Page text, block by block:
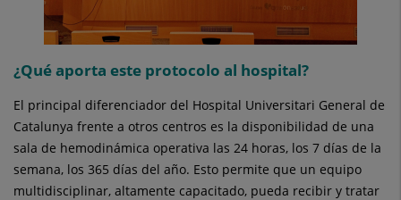
¿Qué aporta este protocolo al hospital?
El principal diferenciador del Hospital Universitari General de
Catalunya frente a otros centros es la disponibilidad de una
sala de hemodinámica operativa las 24 horas, los 7 días de la
semana, los 365 días del año. Esto permite que un equipo
multidisciplinar, altamente capacitado, pueda recibir y tratar